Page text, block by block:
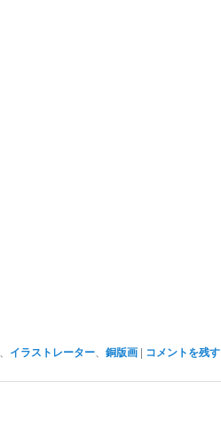
イラストレーター 銅版画 | コメントを残す